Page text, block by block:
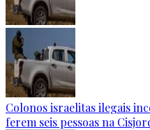
Colonos israelitas ilegais
ferem seis pessoas na